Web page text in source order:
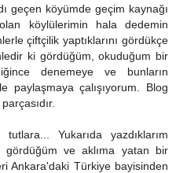
geçen köyümde geçim kaynağı
köylülerimin hala dedemin
çiftçilik yaptıklarını gördükçe
ki gördüğüm, okuduğum bir
denemeye ve bunların
paylaşmaya çalışıyorum. Blog
Yukarıda yazdıklarım
gördüğüm ve aklıma yatan bir
Ankara'daki Türkiye bayisinden